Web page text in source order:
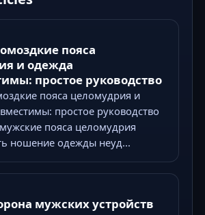
пояса
и одежда
простое руководство
пояса целомудрия и
простое руководство
пояса целомудрия
ношение одежды неуд...
мужских устройств